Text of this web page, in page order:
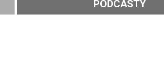
PODCASTY